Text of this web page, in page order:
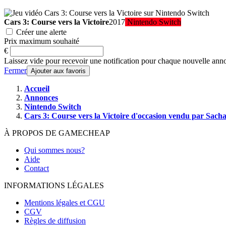
Cars 3: Course vers la Victoire2017 Nintendo Switch
Créer une alerte
Prix maximum souhaité
€
Laissez vide pour recevoir une notification pour chaque nouvelle
Fermer Ajouter aux favoris
Accueil
Annonces
Nintendo Switch
Cars 3: Course vers la Victoire d'occasion vendu par Sacha
À PROPOS DE GAMECHEAP
Qui sommes nous?
Aide
Contact
INFORMATIONS LÉGALES
Mentions légales et CGU
CGV
Règles de diffusion